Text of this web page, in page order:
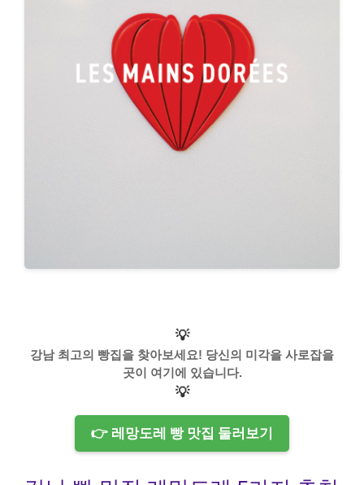
💡
강남 최고의 빵집을 찾아보세요! 당신의 미각을 사로잡을
곳이 여기에 있습니다.
💡
👉 레망도레 빵 맛집 둘러보기